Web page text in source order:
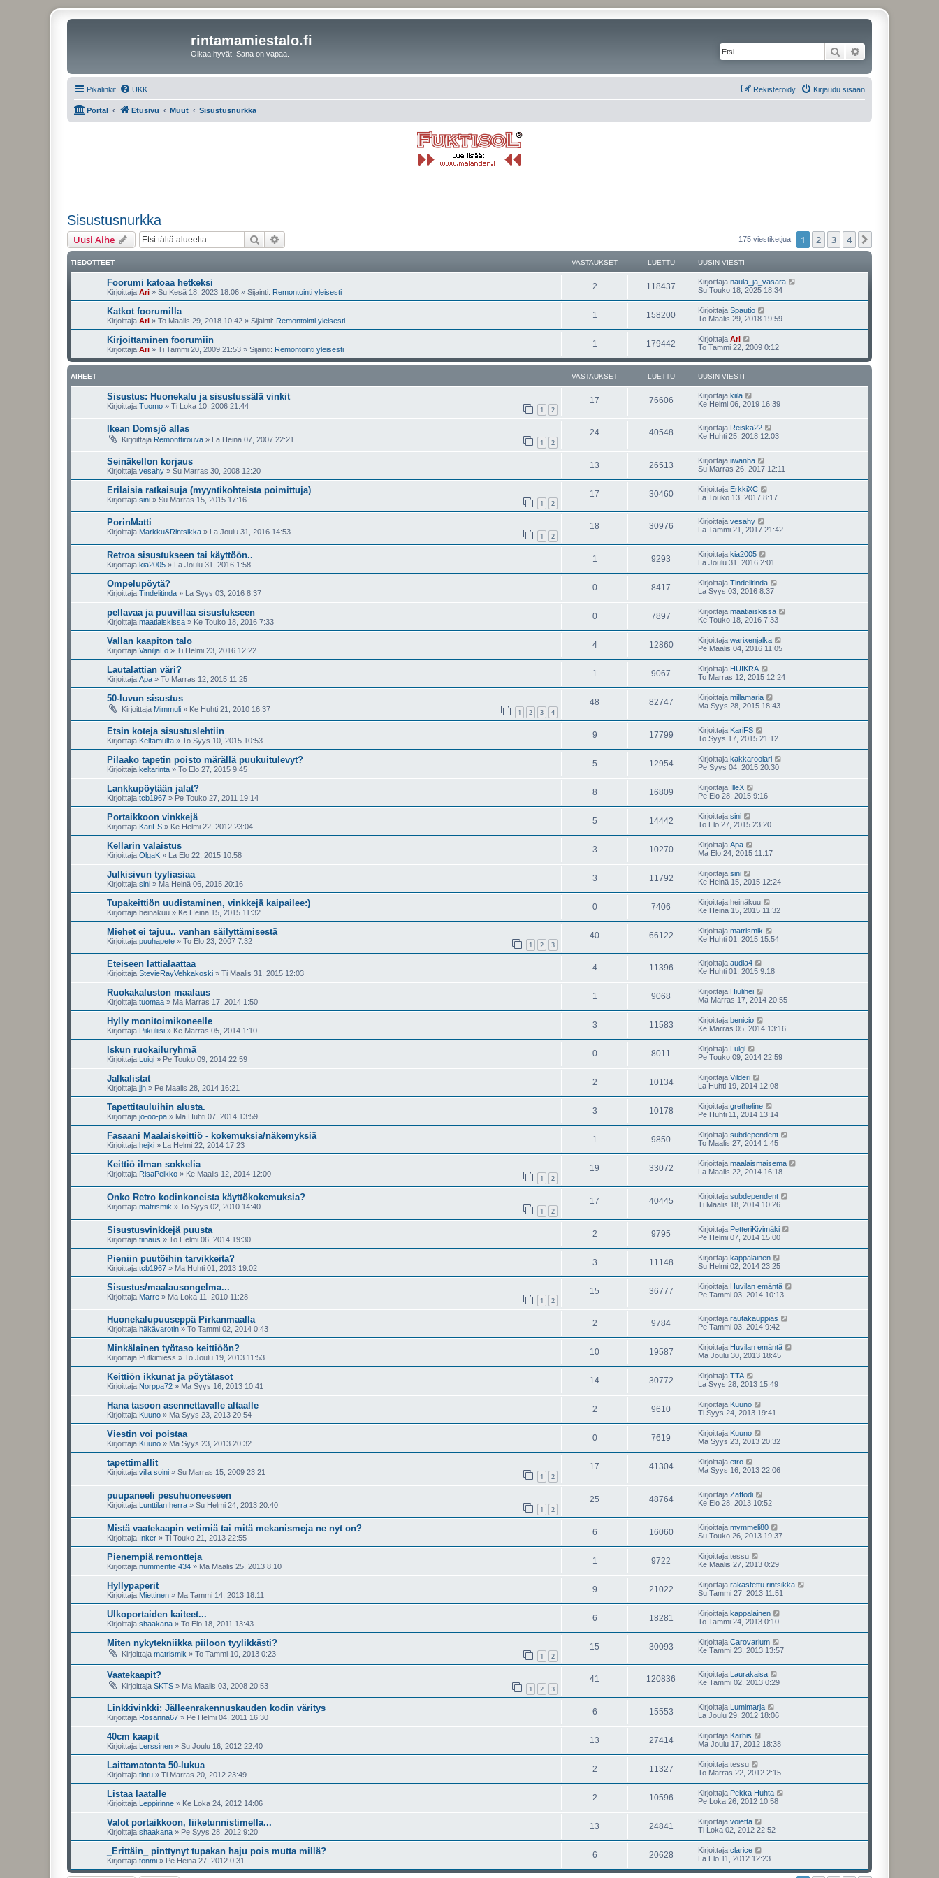
rintamamiestalo.fi
Olkaa hyvät. Sana on vapaa. Etsi
Pikalinkit UKK Kirjaudu sisään
Rekisteröidy
Portal Etusivu Muut Sisustusnurkka
Sisustusnurkka
Uusi Aihe Etsi 175 viestiketjua 1 2 3 4
TIEDOTTEET VASTAUKSET LUETTU UUSIN VIESTI
Foorumi katoaa hetkeksi
Kirjoittaja Ari » Su Kesä 18, 2023 18:06 » Sijainti: Remontointi yleisesti
2 118437 Kirjoittaja naula_ja_vasara
Su Touko 18, 2025 18:34
Katkot foorumilla
Kirjoittaja Ari » To Maalis 29, 2018 10:42 » Sijainti: Remontointi yleisesti
1 158200 Kirjoittaja Spautio
To Maalis 29, 2018 19:59
Kirjoittaminen foorumiin
Kirjoittaja Ari » Ti Tammi 20, 2009 21:53 » Sijainti: Remontointi yleisesti
1 179442 Kirjoittaja Ari
To Tammi 22, 2009 0:12
AIHEET VASTAUKSET LUETTU UUSIN VIESTI
Sisustus: Huonekalu ja sisustussälä vinkit
Kirjoittaja Tuomo » Ti Loka 10, 2006 21:44 1 2
17 76606 Kirjoittaja kiila
Ke Helmi 06, 2019 16:39
Ikean Domsjö allas
Kirjoittaja Remonttirouva » La Heinä 07, 2007 22:21 1 2
24 40548 Kirjoittaja Reiska22
Ke Huhti 25, 2018 12:03
Seinäkellon korjaus
Kirjoittaja vesahy » Su Marras 30, 2008 12:20
13 26513 Kirjoittaja iiwanha
Su Marras 26, 2017 12:11
Erilaisia ratkaisuja (myyntikohteista poimittuja)
Kirjoittaja sini » Su Marras 15, 2015 17:16 1 2
17 30460 Kirjoittaja ErkkiXC
La Touko 13, 2017 8:17
PorinMatti
Kirjoittaja Markku&Rintsikka » La Joulu 31, 2016 14:53 1 2
18 30976 Kirjoittaja vesahy
La Tammi 21, 2017 21:42
Retroa sisustukseen tai käyttöön..
Kirjoittaja kia2005 » La Joulu 31, 2016 1:58
1 9293 Kirjoittaja kia2005
La Joulu 31, 2016 2:01
Ompelupöytä?
Kirjoittaja Tindelitinda » La Syys 03, 2016 8:37
0 8417 Kirjoittaja Tindelitinda
La Syys 03, 2016 8:37
pellavaa ja puuvillaa sisustukseen
Kirjoittaja maatiaiskissa » Ke Touko 18, 2016 7:33
0 7897 Kirjoittaja maatiaiskissa
Ke Touko 18, 2016 7:33
Vallan kaapiton talo
Kirjoittaja VaniljaLo » Ti Helmi 23, 2016 12:22
4 12860 Kirjoittaja warixenjalka
Pe Maalis 04, 2016 11:05
Lautalattian väri?
Kirjoittaja Apa » To Marras 12, 2015 11:25
1 9067 Kirjoittaja HUIKRA
To Marras 12, 2015 12:24
50-luvun sisustus
Kirjoittaja Mimmuli » Ke Huhti 21, 2010 16:37 1 2 3 4
48 82747 Kirjoittaja millamaria
Ma Syys 28, 2015 18:43
Etsin koteja sisustuslehtiin
Kirjoittaja Keltamulta » To Syys 10, 2015 10:53
9 17799 Kirjoittaja KariFS
To Syys 17, 2015 21:12
Pilaako tapetin poisto märällä puukuitulevyt?
Kirjoittaja keltarinta » To Elo 27, 2015 9:45
5 12954 Kirjoittaja kakkaroolari
Pe Syys 04, 2015 20:30
Lankkupöytään jalat?
Kirjoittaja tcb1967 » Pe Touko 27, 2011 19:14
8 16809 Kirjoittaja IlleX
Pe Elo 28, 2015 9:16
Portaikkoon vinkkejä
Kirjoittaja KariFS » Ke Helmi 22, 2012 23:04
5 14442 Kirjoittaja sini
To Elo 27, 2015 23:20
Kellarin valaistus
Kirjoittaja OlgaK » La Elo 22, 2015 10:58
3 10270 Kirjoittaja Apa
Ma Elo 24, 2015 11:17
Julkisivun tyyliasiaa
Kirjoittaja sini » Ma Heinä 06, 2015 20:16
3 11792 Kirjoittaja sini
Ke Heinä 15, 2015 12:24
Tupakeittiön uudistaminen, vinkkejä kaipailee:)
Kirjoittaja heinäkuu » Ke Heinä 15, 2015 11:32
0 7406 Kirjoittaja heinäkuu
Ke Heinä 15, 2015 11:32
Miehet ei tajuu.. vanhan säilyttämisestä
Kirjoittaja puuhapete » To Elo 23, 2007 7:32 1 2 3
40 66122 Kirjoittaja matrismik
Ke Huhti 01, 2015 15:54
Eteiseen lattialaattaa
Kirjoittaja StevieRayVehkakoski » Ti Maalis 31, 2015 12:03
4 11396 Kirjoittaja audia4
Ke Huhti 01, 2015 9:18
Ruokakaluston maalaus
Kirjoittaja tuomaa » Ma Marras 17, 2014 1:50
1 9068 Kirjoittaja Hiulihei
Ma Marras 17, 2014 20:55
Hylly monitoimikoneelle
Kirjoittaja Piikuliisi » Ke Marras 05, 2014 1:10
3 11583 Kirjoittaja benicio
Ke Marras 05, 2014 13:16
Iskun ruokailuryhmä
Kirjoittaja Luigi » Pe Touko 09, 2014 22:59
0 8011 Kirjoittaja
Luigi
Pe Touko 09, 2014 22:59
Jalkalistat
Kirjoittaja jjh » Pe Maalis 28, 2014 16:21
2 10134 Kirjoittaja Vilderi
La Huhti 19, 2014 12:08
Tapettitauluihin alusta.
Kirjoittaja jo-oo-pa » Ma Huhti 07, 2014 13:59
3 10178 Kirjoittaja gretheline
Pe Huhti 11, 2014 13:14
Fasaani Maalaiskeittiö - kokemuksia/näkemyksiä
Kirjoittaja hejki » La Helmi 22, 2014 17:23
1 9850 Kirjoittaja subdependent
To Maalis 27, 2014 1:45
Keittiö ilman sokkelia
Kirjoittaja RisaPeikko » Ke Maalis 12, 2014 12:00 1 2
19 33072 Kirjoittaja maalaismaisema
La Maalis 22, 2014 16:18
Onko Retro kodinkoneista käyttökokemuksia?
Kirjoittaja matrismik » To Syys 02, 2010 14:40 1 2
17 40445 Kirjoittaja subdependent
Ti Maalis 18, 2014 10:26
Sisustusvinkkejä puusta
Kirjoittaja tiinaus » To Helmi 06, 2014 19:30
2 9795 Kirjoittaja PetteriKivimäki
Pe Helmi 07, 2014 15:00
Pieniin puutöihin tarvikkeita?
Kirjoittaja tcb1967 » Ma Huhti 01, 2013 19:02
3 11148 Kirjoittaja kappalainen
Su Helmi 02, 2014 23:25
Sisustus/maalausongelma...
Kirjoittaja Marre » Ma Loka 11, 2010 11:28 1 2
15 36777 Kirjoittaja Huvilan emäntä
Pe Tammi 03, 2014 10:13
Huonekalupuuseppä Pirkanmaalla
Kirjoittaja häkävarotin » To Tammi 02, 2014 0:43
2 9784 Kirjoittaja rautakauppias
Pe Tammi 03, 2014 9:42
Minkälainen työtaso keittiöön?
Kirjoittaja Putkimiess » To Joulu 19, 2013 11:53
10 19587 Kirjoittaja Huvilan emäntä
Ma Joulu 30, 2013 18:45
Keittiön ikkunat ja pöytätasot
Kirjoittaja Norppa72 » Ma Syys 16, 2013 10:41
14 30772 Kirjoittaja TTA
La Syys 28, 2013 15:49
Hana tasoon asennettavalle altaalle
Kirjoittaja Kuuno » Ma Syys 23, 2013 20:54
2 9610 Kirjoittaja Kuuno
Ti Syys 24, 2013 19:41
Viestin voi poistaa
Kirjoittaja Kuuno » Ma Syys 23, 2013 20:32
0 7619 Kirjoittaja Kuuno
Ma Syys 23, 2013 20:32
tapettimallit
Kirjoittaja villa soini » Su Marras 15, 2009 23:21 1 2
17 41304 Kirjoittaja etro
Ma Syys 16, 2013 22:06
puupaneeli pesuhuoneeseen
Kirjoittaja Lunttilan herra » Su Helmi 24, 2013 20:40 1 2
25 48764 Kirjoittaja Zaffodi
Ke Elo 28, 2013 10:52
Mistä vaatekaapin vetimiä tai mitä mekanismeja ne nyt on?
Kirjoittaja Inker » Ti Touko 21, 2013 22:55
6 16060 Kirjoittaja mymmeli80
Su Touko 26, 2013 19:37
Pienempiä remontteja
Kirjoittaja nummentie 434 » Ma Maalis 25, 2013 8:10
1 9722 Kirjoittaja tessu
Ke Maalis 27, 2013 0:29
Hyllypaperit
Kirjoittaja Miettinen » Ma Tammi 14, 2013 18:11
9 21022 Kirjoittaja rakastettu rintsikka
Su Tammi 27, 2013 11:51
Ulkoportaiden kaiteet...
Kirjoittaja shaakana » To Elo 18, 2011 13:43
6 18281 Kirjoittaja kappalainen
To Tammi 24, 2013 0:10
Miten nykytekniikka piiloon tyylikkästi?
Kirjoittaja matrismik » To Tammi 10, 2013 0:23 1 2
15 30093 Kirjoittaja Carovarium
Ke Tammi 23, 2013 13:57
Vaatekaapit?
Kirjoittaja SKTS » Ma Maalis 03, 2008 20:53 1 2 3
41 120836 Kirjoittaja Laurakaisa
Ke Tammi 02, 2013 0:29
Linkkivinkki: Jälleenrakennuskauden kodin väritys
Kirjoittaja Rosanna67 » Pe Helmi 04, 2011 16:30
6 15553 Kirjoittaja Lumimarja
La Joulu 29, 2012 18:06
40cm kaapit
Kirjoittaja Lerssinen » Su Joulu 16, 2012 22:40
13 27414 Kirjoittaja Karhis
Ma Joulu 17, 2012 18:38
Laittamatonta 50-lukua
Kirjoittaja tintu » Ti Marras 20, 2012 23:49
2 11327 Kirjoittaja tessu
To Marras 22, 2012 2:15
Listaa laatalle
Kirjoittaja Leppirinne » Ke Loka 24, 2012 14:06
2 10596 Kirjoittaja Pekka Huhta
Pe Loka 26, 2012 10:58
Valot portaikkoon, liiketunnistimella...
Kirjoittaja shaakana » Pe Syys 28, 2012 9:20
13 24841 Kirjoittaja voiettä
Ti Loka 02, 2012 22:52
_Erittäin_ pinttynyt tupakan haju pois mutta millä?
Kirjoittaja tonmi » Pe Heinä 27, 2012 0:31
6 20628 Kirjoittaja clarice
La Elo 11, 2012 12:23